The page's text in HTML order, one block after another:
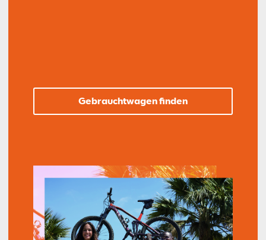
Gebrauchtwagen finden